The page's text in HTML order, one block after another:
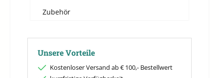
Zubehör
Unsere Vorteile
Kostenloser Versand ab € 100,- Bestellwert